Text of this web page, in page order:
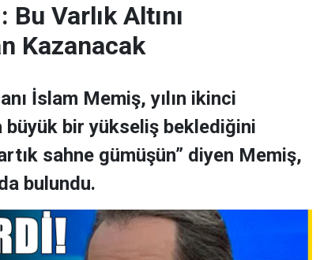
Varlık Altını
Kazanacak
İslam Memiş, yılın ikinci
büyük bir yükseliş beklediğini
sahne gümüşün” diyen Memiş,
bulundu.